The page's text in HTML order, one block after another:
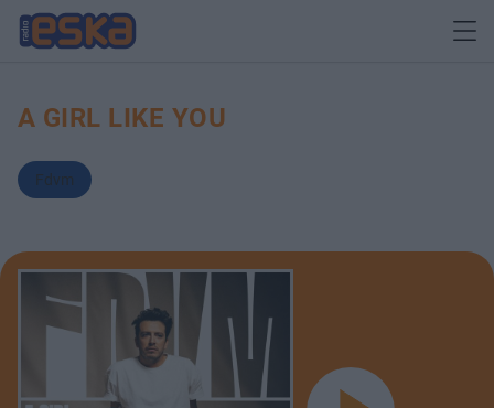
A GIRL LIKE YOU
Fdvm